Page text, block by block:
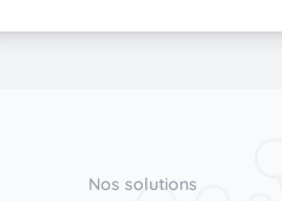
Nos solutions